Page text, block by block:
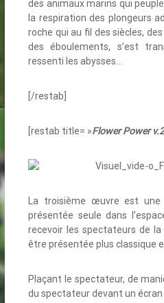
des animaux marins qui
la respiration des plongeurs
roche qui au fil des siècles,
des éboulements, s’est
ressenti les abysses…
[/restab]
[restab title= »Flower Power
La troisième œuvre est
présentée seule dans
recevoir les spectateurs de
être présentée plus classique
Plaçant le spectateur, de
du spectateur devant un écran